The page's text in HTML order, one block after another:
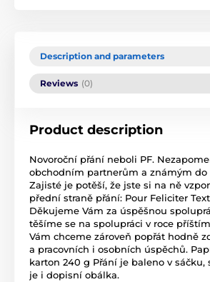
Description and parameters
Reviews (0)
Product description
Novoroční přání neboli PF.
obchodním partnerům a známým do
Zajisté je potěší, že jste si na ně
přední straně přání: Pour Feliciter
Děkujeme Vám za úspěšnou
těšíme se na spolupráci v roce
Vám chceme zároveň popřát hodně
a pracovních i osobních úspěchů.
karton 240 g Přání je baleno v sáčku,
je i dopisní obálka.